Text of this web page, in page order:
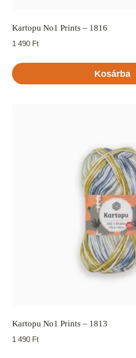
Kartopu No1 Prints – 1816
1 490 Ft
Kosárba
Kartopu No1 Prints – 1813
1 490 Ft